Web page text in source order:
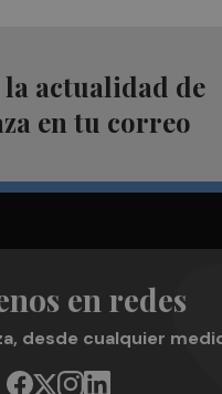
actualidad de
en tu correo
en redes
desde cualquier